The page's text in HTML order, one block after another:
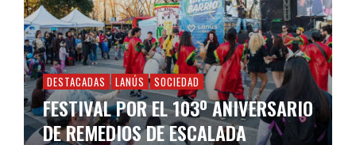
DESTACADAS LANÚS SOCIEDAD
FESTIVAL POR EL 103º ANIVERSARIO
DE REMEDIOS DE ESCALADA